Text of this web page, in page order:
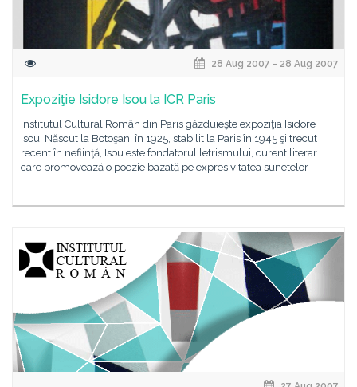
28 Aug 2007 - 28 Aug 2007
Expoziţie Isidore Isou la ICR Paris
Institutul Cultural Român din Paris găzduieşte expoziţia Isidore
Isou. Născut la Botoşani în 1925, stabilit la Paris în 1945 şi trecut
recent în nefiinţă, Isou este fondatorul letrismului, curent literar
care promovează o poezie bazată pe expresivitatea sunetelor